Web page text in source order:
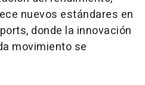
nuevos estándares en
donde la innovación
movimiento se